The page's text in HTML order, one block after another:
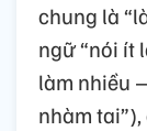
chung là
ngữ “nói ít
làm nhiều
nhàm